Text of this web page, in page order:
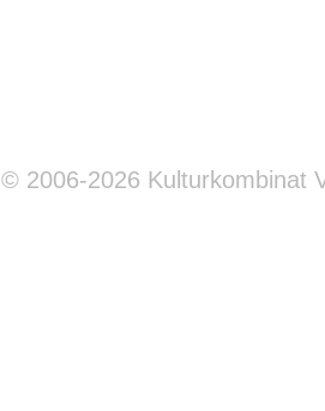
© 2006-2026